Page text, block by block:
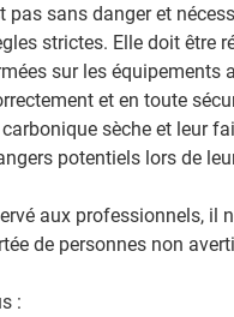
pas sans danger et
strictes. Elle doit être
sur les équipements
et en toute
sèche et leur
potentiels lors de
aux professionnels, il
de personnes non
: